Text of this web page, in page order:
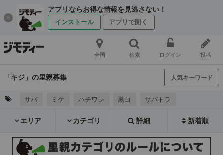
アプリならお得な情報を見逃さない！
インストール アプリで開く
全国 検索 ログイン 投稿
「キジ」の里親募集 人気キーワード
サバ ミケ ハチワレ 黒白 サバトラ
エリア カテゴリ 詳細 新着順